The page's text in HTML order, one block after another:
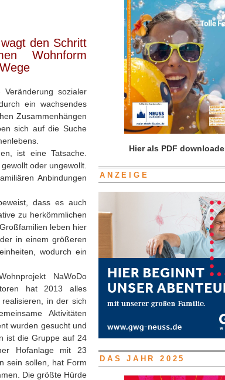
den Schritt
Wohnform
sozialer
ein wachsendes
Zusammenhängen
sich auf die Suche
ist eine Tatsache.
oder ungewollt.
Anbindungen
dass es auch
zu herkömmlichen
leben hier
in einem größeren
wodurch ein
NaWoDo
hat 2013 alles
in der sich
Aktivitäten
wurden gesucht und
ist die Gruppe auf 24
Hofanlage mit 23
sein sollen, hat Form
Die größte Hürde
Hier als PDF
ANZEIGE
DAS JAHR 2025